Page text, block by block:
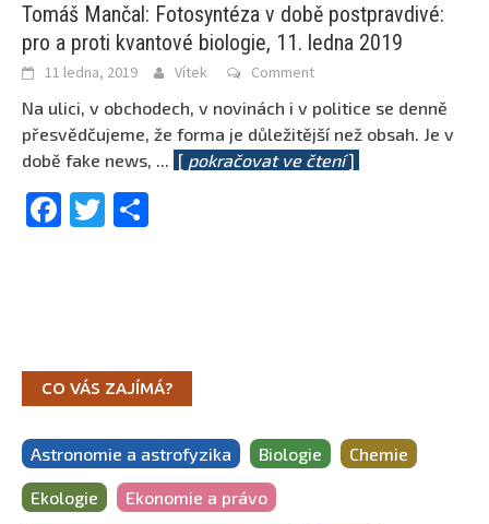
Tomáš Mančal: Fotosyntéza v době postpravdivé:
pro a proti kvantové biologie, 11. ledna 2019
11 ledna, 2019 Vítek Comment
Na ulici, v obchodech, v novinách i v politice se denně
přesvědčujeme, že forma je důležitější než obsah. Je v
době fake news, ... [ pokračovat ve čtení]
Facebook
Twitter
CO VÁS ZAJÍMÁ?
Astronomie a astrofyzika Biologie Chemie
Ekologie Ekonomie a právo